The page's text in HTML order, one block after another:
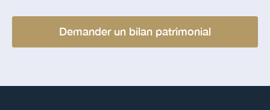
Demander un bilan patrimonial